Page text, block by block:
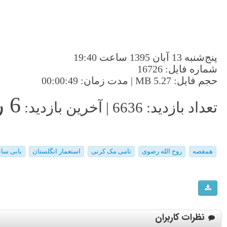
پنج‌شنبه 13 آبان 1395 ساعت 19:40
شماره فایل: 16726
حجم فایل: 5.27 MB | مدت زمان: 00:00:49
تعداد بازدید: 6636 | آخرین بازدید: 6 روز پیش
همقصه روح الله رضوی تامی مک کرنی استعمار انگلستان بابی
نظرات کاربران